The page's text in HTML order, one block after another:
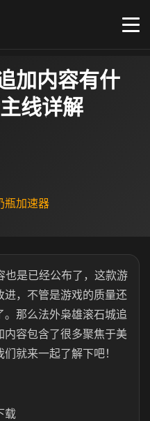
加内容有什
线详解
瓶加速器
也是已经公布了，这款游
，不管是游戏的质量还
那么法外枭雄滚石城追
容包含了很多聚焦于美
就来一起了解下吧！
载